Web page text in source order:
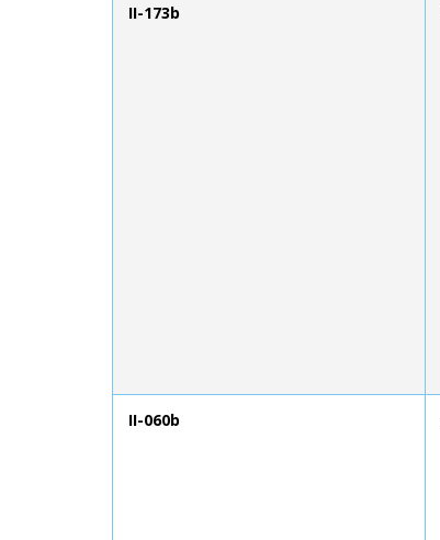
II-173b
II-060b